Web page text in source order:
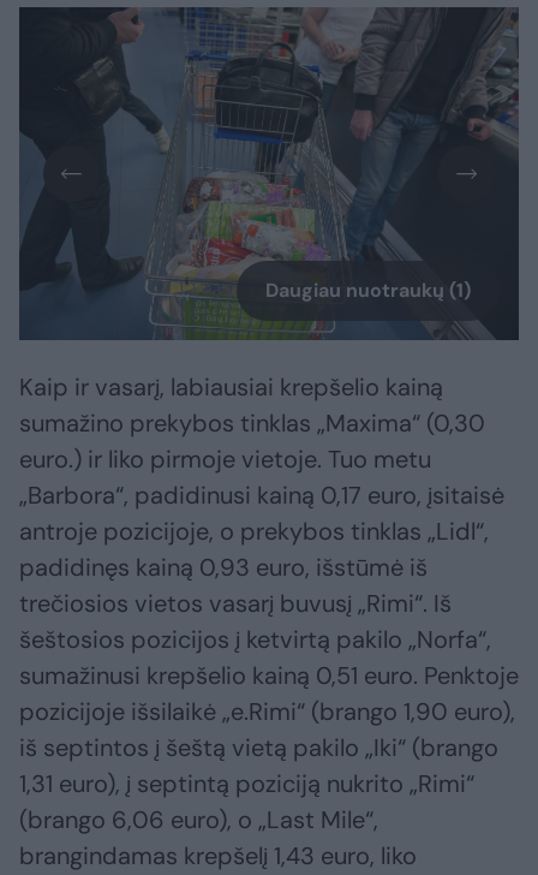
Daugiau nuotraukų (1)
Kaip ir vasarį, labiausiai krepšelio kainą
sumažino prekybos tinklas „Maxima“ (0,30
euro.) ir liko pirmoje vietoje. Tuo metu
„Barbora“, padidinusi kainą 0,17 euro, įsitaisė
antroje pozicijoje, o prekybos tinklas „Lidl“,
padidinęs kainą 0,93 euro, išstūmė iš
trečiosios vietos vasarį buvusį „Rimi“. Iš
šeštosios pozicijos į ketvirtą pakilo „Norfa“,
sumažinusi krepšelio kainą 0,51 euro. Penktoje
pozicijoje išsilaikė „e.Rimi“ (brango 1,90 euro),
iš septintos į šeštą vietą pakilo „Iki“ (brango
1,31 euro), į septintą poziciją nukrito „Rimi“
(brango 6,06 euro), o „Last Mile“,
brangindamas krepšelį 1,43 euro, liko